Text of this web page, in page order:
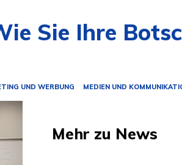
Sie Ihre
UND WERBUNG MEDIEN UND
Mehr zu News